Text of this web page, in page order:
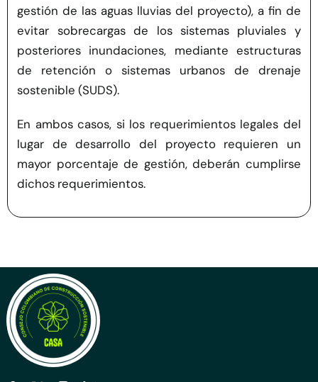
gestión de las aguas lluvias del proyecto), a fin de
evitar sobrecargas de los sistemas pluviales y
posteriores inundaciones, mediante estructuras
de retención o sistemas urbanos de drenaje
sostenible (SUDS).
En ambos casos, si los requerimientos legales del
lugar de desarrollo del proyecto requieren un
mayor porcentaje de gestión, deberán cumplirse
dichos requerimientos.